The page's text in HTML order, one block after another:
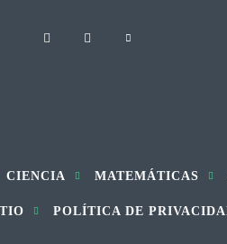
CIENCIA MATEMÁTICAS
POLÍTICA DE